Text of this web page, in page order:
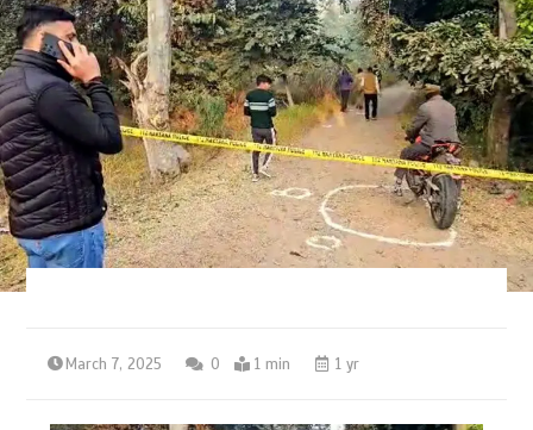
March 7, 2025 0 1 min 1 yr